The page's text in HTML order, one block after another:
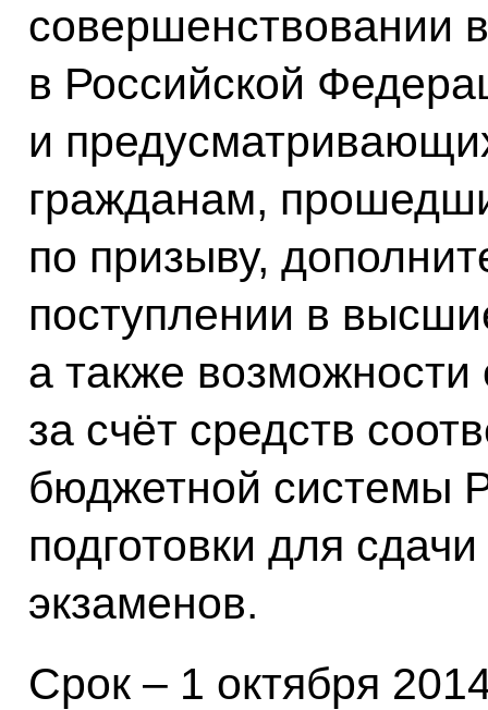
совершенствовании
в Российской
и
гражданам,
по призыву,
поступлении в
а также
за счёт средств
бюджетной системы
подготовки для
экзаменов.
Срок – 1 октября